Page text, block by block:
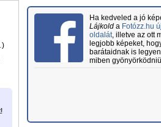
)
Ha kedveled a jó
Lájkolda Fotózz.hu
oldalát, illetve az ott
legjobb képeket,
barátaidnak is
miben